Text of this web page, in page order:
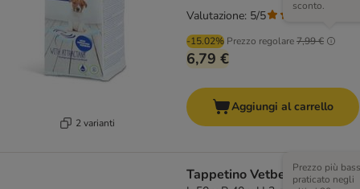
2 varianti
-15.02% Prezzo regolare7,99 €
sconto.
6,79 €
Valutazione: 5/5
Aggiungi al carrello
Tappetino Vetbed® per gatti
Prezzo più
praticato negli